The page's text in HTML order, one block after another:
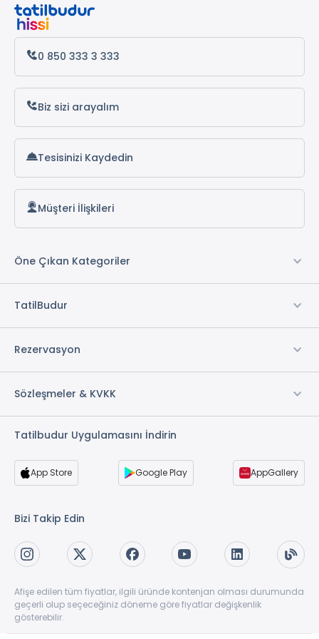
Antalya Otelleri
Alanya Otelleri
0 850 333 3 333
Biz sizi arayalım
Tesisinizi Kaydedin
Müşteri İlişkileri
Öne Çıkan Kategoriler
TatilBudur
Rezervasyon
Sözleşmeler & KVKK
Tatilbudur Uygulamasını İndirin
App Store Google Play AppGallery
Bizi Takip Edin
Afişe edilen tüm fiyatlar, ilgili üründe kontenjan olması durumunda
geçerli olup seçeceğiniz döneme göre fiyatlar değişkenlik
gösterebilir.